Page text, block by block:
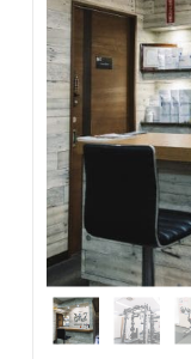
います。短期
る人が食事制
みで、どちら
果出ますね。そ
なと思いまし
引用： みん評
※個人の実体験
ものではありま